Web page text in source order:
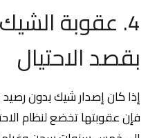
4. عقوبة
بقصد الاحتيال
إذا كان إصدار شيك بدون
فإن عقوبتها تخضع لنظام